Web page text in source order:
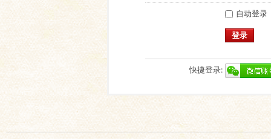
自动登录
登录
快捷登录: